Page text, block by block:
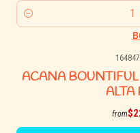
Quantity
ACANA BOUNTIFUL
ALTA
from